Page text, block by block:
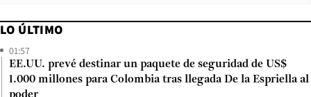
LO ÚLTIMO
01:57
EE.UU. prevé destinar un paquete de seguridad de US$
1.000 millones para Colombia tras llegada De la Espriella al